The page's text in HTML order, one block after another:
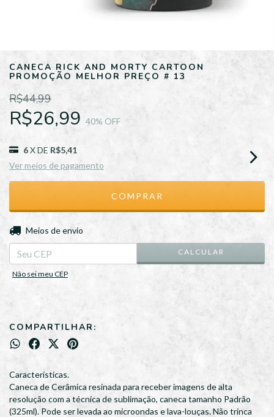
CANECA RICK AND MORTY CARTOON
PROMOÇÃO MELHOR PREÇO # 13
R$44,99
R$26,99 40% OFF
6X DE R$5,41
Ver meios de pagamento
Entregas para o CEP:
Meios de envio
CALCULAR
Não sei meu CEP
COMPARTILHAR:
Características.
Caneca de Cerâmica resinada para receber imagens de alta
resolução com a técnica de sublimação, caneca tamanho Padrão
(325ml). Pode ser levada ao microondas e lava-louças. Não trinca